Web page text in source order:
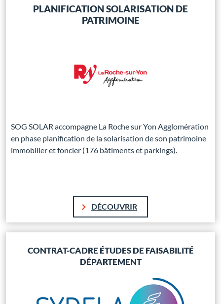
PLANIFICATION SOLARISATION DE
PATRIMOINE
SOG SOLAR accompagne La Roche sur Yon Agglomération
en phase planification de la solarisation de son patrimoine
immobilier et foncier (176 bâtiments et parkings).
DÉCOUVRIR
CONTRAT-CADRE ÉTUDES DE FAISABILITÉ
DÉPARTEMENT